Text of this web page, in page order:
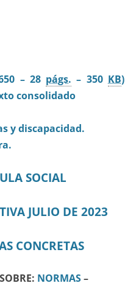
– 28 págs. – 350KB)
consolidado
y discapacidad.
SOCIAL
JULIO DE 2023
CONCRETAS
NORMAS–